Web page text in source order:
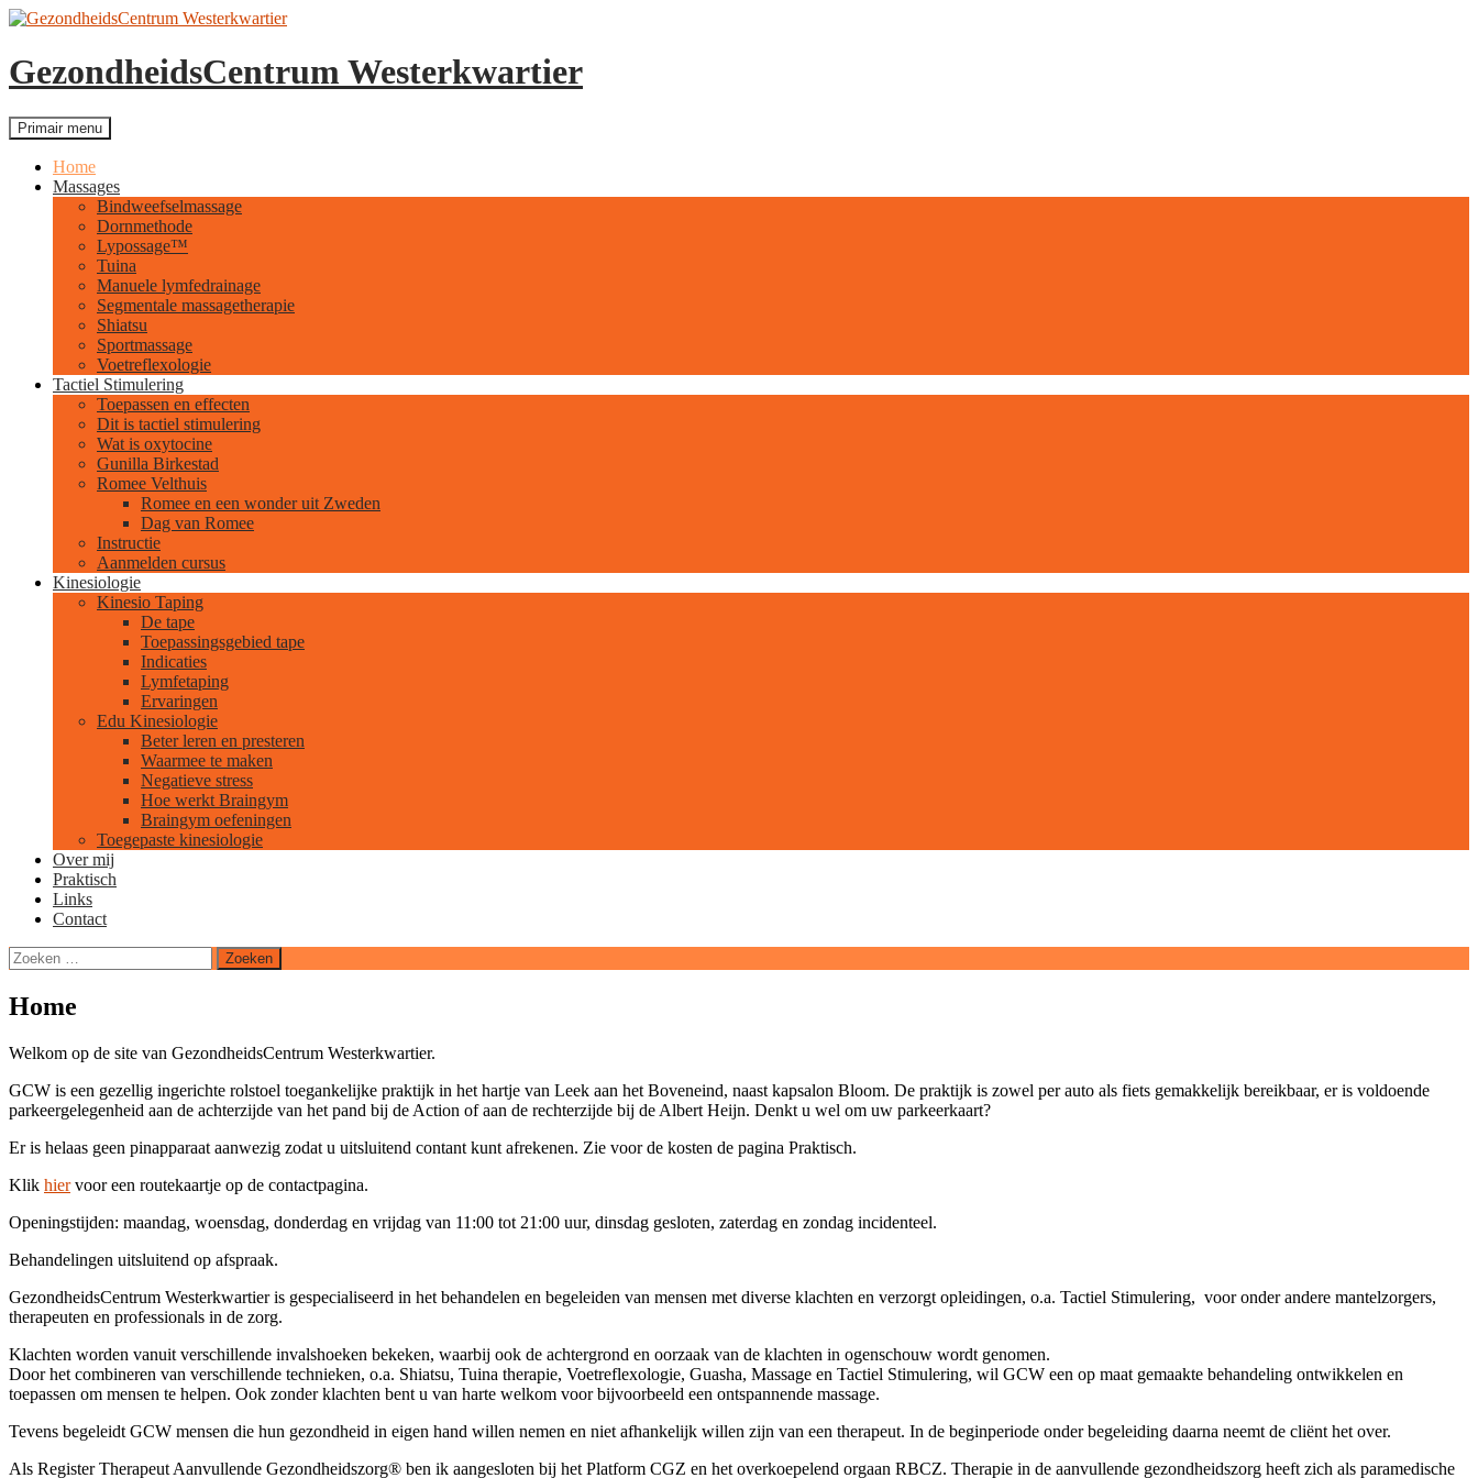
GezondheidsCentrum Westerkwartier
Zoeken
Primair menu
naar
inhoud
Home
Massages
Bindweefselmassage
Dornmethode
Lypossage™
Tuina
Manuele lymfedrainage
Segmentale massagetherapie
Shiatsu
Sportmassage
Voetreflexologie
Tactiel Stimulering
Toepassen en effecten
Dit is tactiel stimulering
Wat is oxytocine
Gunilla Birkestad
Romee Velthuis
Romee en een wonder uit Zweden
Dag van Romee
Instructie
Aanmelden cursus
Kinesiologie
Kinesio Taping
De tape
Toepassingsgebied tape
Indicaties
Lymfetaping
Ervaringen
Edu Kinesiologie
Beter leren en presteren
Waarmee te maken
Negatieve stress
Hoe werkt Braingym
Braingym oefeningen
Toegepaste kinesiologie
Over mij
Praktisch
Links
Contact
Zoeken
naar:
Home
Welkom op de site van GezondheidsCentrum Westerkwartier.
GCW is een gezellig ingerichte rolstoel toegankelijke praktijk in het hartje van Leek aan het Boveneind, naast kapsalon Bloom. De praktijk is zowel per auto als fiets gemakkelijk bereikbaar, er is voldoende
parkeergelegenheid aan de achterzijde van het pand bij de Action of aan de rechterzijde bij de Albert Heijn. Denkt u wel om uw parkeerkaart?
Er is helaas geen pinapparaat aanwezig zodat u uitsluitend contant kunt afrekenen. Zie voor de kosten de pagina Praktisch.
Klik hiervoor een routekaartje op de contactpagina.
Openingstijden: maandag, woensdag, donderdag en vrijdag van 11:00 tot 21:00 uur, dinsdag gesloten, zaterdag en zondag incidenteel.
Behandelingen uitsluitend op afspraak.
GezondheidsCentrum Westerkwartier is gespecialiseerd in het behandelen en begeleiden van mensen met diverse klachten en verzorgt opleidingen, o.a. Tactiel Stimulering, voor onder andere mantelzorgers,
therapeuten en professionals in de zorg.
Klachten worden vanuit verschillende invalshoeken bekeken, waarbij ook de achtergrond en oorzaak van de klachten in ogenschouw wordt genomen.
Door het combineren van verschillende technieken, o.a. Shiatsu, Tuina therapie, Voetreflexologie, Guasha, Massage en Tactiel Stimulering, wil GCW een op maat gemaakte behandeling ontwikkelen en
toepassen om mensen te helpen. Ook zonder klachten bent u van harte welkom voor bijvoorbeeld een ontspannende massage.
Tevens begeleidt GCW mensen die hun gezondheid in eigen hand willen nemen en niet afhankelijk willen zijn van een therapeut. In de beginperiode onder begeleiding daarna neemt de cliënt het over.
Als Register Therapeut Aanvullende Gezondheidszorg® ben ik aangesloten bij het Platform CGZ en het overkoepelend orgaan RBCZ. Therapie in de aanvullende gezondheidszorg heeft zich als paramedische